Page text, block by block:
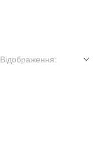
Відображення: